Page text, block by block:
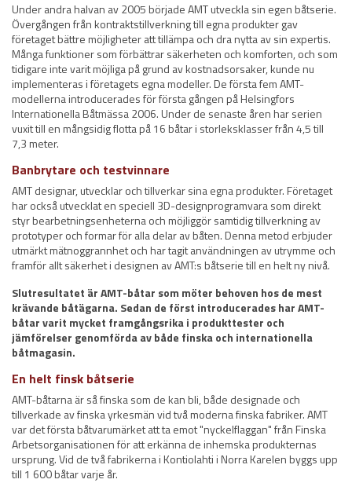
Under andra halvan av 2005 började AMT utveckla sin egen båtserie.
Övergången från kontraktstillverkning till egna produkter gav
företaget bättre möjligheter att tillämpa och dra nytta av sin expertis.
Många funktioner som förbättrar säkerheten och komforten, och som
tidigare inte varit möjliga på grund av kostnadsorsaker, kunde nu
implementeras i företagets egna modeller. De första fem AMT-
modellerna introducerades för första gången på Helsingfors
Internationella Båtmässa 2006. Under de senaste åren har serien
vuxit till en mångsidig flotta på 16 båtar i storleksklasser från 4,5 till
7,3 meter.
Banbrytare och testvinnare
AMT designar, utvecklar och tillverkar sina egna produkter. Företaget
har också utvecklat en speciell 3D-designprogramvara som direkt
styr bearbetningsenheterna och möjliggör samtidig tillverkning av
prototyper och formar för alla delar av båten. Denna metod erbjuder
utmärkt mätnoggrannhet och har tagit användningen av utrymme och
framför allt säkerhet i designen av AMT:s båtserie till en helt ny nivå.
Slutresultatet är AMT-båtar som möter behoven hos de mest
krävande båtägarna. Sedan de först introducerades har AMT-
båtar varit mycket framgångsrika i produkttester och
jämförelser genomförda av både finska och internationella
båtmagasin.
En helt finsk båtserie
AMT-båtarna är så finska som de kan bli, både designade och
tillverkade av finska yrkesmän vid två moderna finska fabriker. AMT
var det första båtvarumärket att ta emot "nyckelflaggan" från Finska
Arbetsorganisationen för att erkänna de inhemska produkternas
ursprung. Vid de två fabrikerna i Kontiolahti i Norra Karelen byggs upp
till 1 600 båtar varje år.